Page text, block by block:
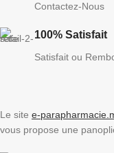
Contactez-Nous
100% Satisfait
Satisfait ou
Le site e-
vous propose une